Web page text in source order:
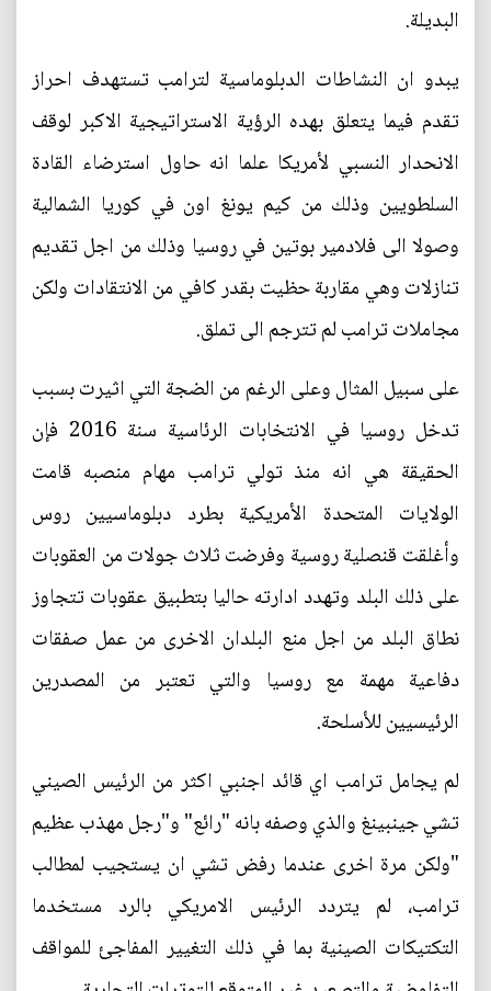
البديلة.
يبدو ان النشاطات الدبلوماسية لترامب تستهدف احراز
تقدم فيما يتعلق بهده الرؤية الاستراتيجية الاكبر لوقف
الانحدار النسبي لأمريكا علما انه حاول استرضاء القادة
السلطويين وذلك من كيم يونغ اون في كوريا الشمالية
وصولا الى فلادمير بوتين في روسيا وذلك من اجل تقديم
تنازلات وهي مقاربة حظيت بقدر كافي من الانتقادات ولكن
مجاملات ترامب لم تترجم الى تملق.
على سبيل المثال وعلى الرغم من الضجة التي اثيرت بسبب
تدخل روسيا في الانتخابات الرئاسية سنة 2016 فإن
الحقيقة هي انه منذ تولي ترامب مهام منصبه قامت
الولايات المتحدة الأمريكية بطرد دبلوماسيين روس
وأغلقت قنصلية روسية وفرضت ثلاث جولات من العقوبات
على ذلك البلد وتهدد ادارته حاليا بتطبيق عقوبات تتجاوز
نطاق البلد من اجل منع البلدان الاخرى من عمل صفقات
دفاعية مهمة مع روسيا والتي تعتبر من المصدرين
الرئيسيين للأسلحة.
لم يجامل ترامب اي قائد اجنبي اكثر من الرئيس الصيني
تشي جينبينغ والذي وصفه بانه "رائع" و"رجل مهذب عظيم
"ولكن مرة اخرى عندما رفض تشي ان يستجيب لمطالب
ترامب، لم يتردد الرئيس الامريكي بالرد مستخدما
التكتيكات الصينية بما في ذلك التغيير المفاجئ للمواقف